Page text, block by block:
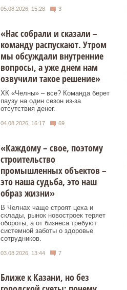
05.08.2026, 15:28 3
«Нас собрали и сказали –
команду распускают. Утром
мы обсуждали внутренние
вопросы, а уже днем нам
озвучили такое решение»
ХК «Челны» – все? Команда берет
паузу на один сезон из-за
отсутствия денег.
04.08.2026, 16:17 69
«Каждому – свое, поэтому
строительство
промышленных объектов –
это наша судьба, это наш
образ жизни»
В Челнах чаще строят цеха и
склады, рынок новостроек теряет
обороты, а от бизнеса требуют
системной заботы о здоровье
сотрудников.
03.08.2026, 13:44 7
Ближе к Казани, но без